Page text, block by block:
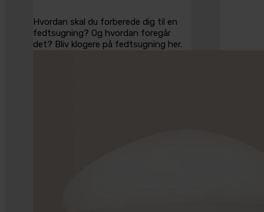
Hvordan skal du forberede dig til en
fedtsugning? Og hvordan foregår
det? Bliv klogere på fedtsugning her.